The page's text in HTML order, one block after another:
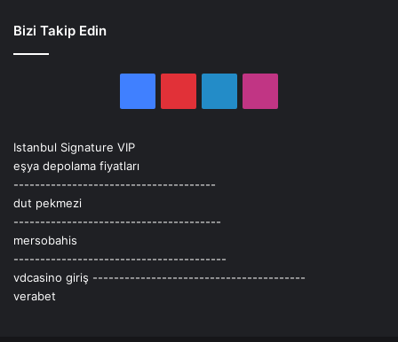
Bizi Takip Edin
Istanbul Signature VIP
eşya depolama fiyatları
--------------------------------------
dut pekmezi
---------------------------------------
mersobahis
----------------------------------------
vdcasino giriş ----------------------------------------
verabet